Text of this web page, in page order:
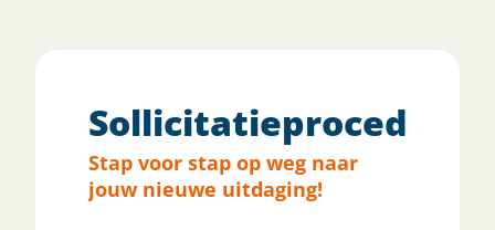
Sollicitatieprocedure
Stap voor stap op weg naar
jouw nieuwe uitdaging!